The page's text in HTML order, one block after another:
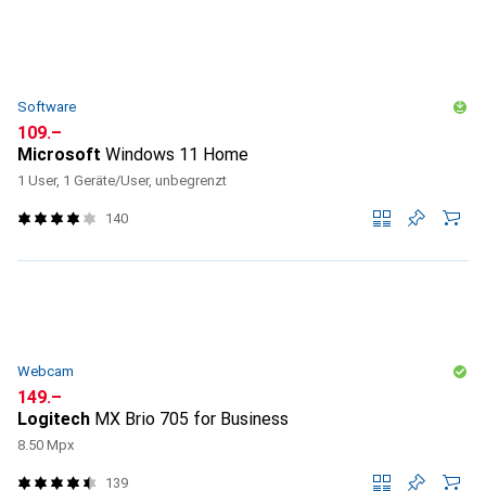
Software
CHF
109.–
Microsoft Windows 11 Home
1 User, 1 Geräte/User, unbegrenzt
140
Webcam
CHF
149.–
Logitech MX Brio 705 for Business
8.50 Mpx
139